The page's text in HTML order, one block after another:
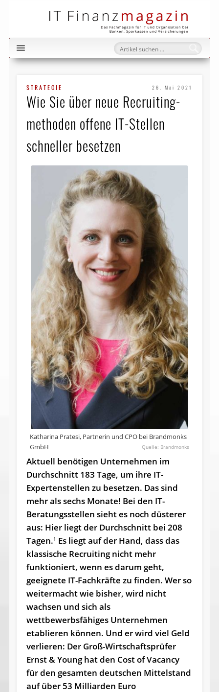
STRATEGIE 26. Mai 2021
Wie Sie über neue Recruiting­
methoden offene IT-Stellen
schneller besetzen
Katharina Pratesi, Partnerin und CPO bei Brandmonks
GmbH
Brandmonks
Aktuell benötigen Unternehmen im
Durchschnitt 183 Tage, um ihre IT-
Expertenstellen zu besetzen. Das sind
mehr als sechs Monate! Bei den IT-
Beratungsstellen sieht es noch düsterer
aus: Hier liegt der Durchschnitt bei 208
Tagen.1 Es liegt auf der Hand, dass das
klassische Recruiting nicht mehr
funktioniert, wenn es darum geht,
geeignete IT-Fachkräfte zu finden. Wer so
weitermacht wie bisher, wird nicht
wachsen und sich als
wettbewerbsfähiges Unternehmen
etablieren können. Und er wird viel Geld
verlieren: Der Groß-Wirtschaftsprüfer
Ernst & Young hat den Cost of Vacancy
für den gesamten deutschen Mittelstand
auf über 53 Milliarden Euro